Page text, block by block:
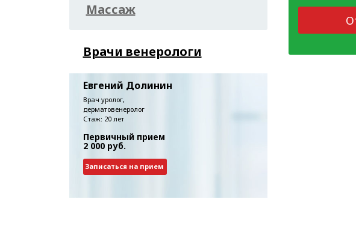
Массаж
Врачи венерологи
Евгений Долинин
Врач уролог,
дерматовенеролог
Стаж: 20 лет
Первичный прием
2 000 руб.
Записаться на прием